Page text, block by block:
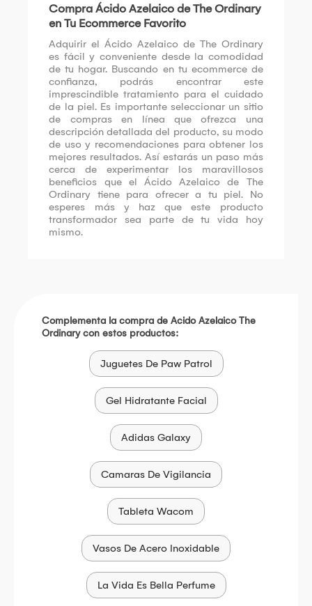
Compra Ácido Azelaico de The Ordinary
en Tu Ecommerce Favorito
Adquirir el Ácido Azelaico de The Ordinary
es fácil y conveniente desde la comodidad
de tu hogar. Buscando en tu ecommerce de
confianza, podrás encontrar este
imprescindible tratamiento para el cuidado
de la piel. Es importante seleccionar un sitio
de compras en línea que ofrezca una
descripción detallada del producto, su modo
de uso y recomendaciones para obtener los
mejores resultados. Así estarás un paso más
cerca de experimentar los maravillosos
beneficios que el Ácido Azelaico de The
Ordinary tiene para ofrecer a tu piel. No
esperes más y haz que este producto
transformador sea parte de tu vida hoy
mismo.
Complementa la compra de Acido Azelaico The
Ordinary con estos productos:
Juguetes De Paw Patrol
Gel Hidratante Facial
Adidas Galaxy
Camaras De Vigilancia
Tableta Wacom
Vasos De Acero Inoxidable
La Vida Es Bella Perfume